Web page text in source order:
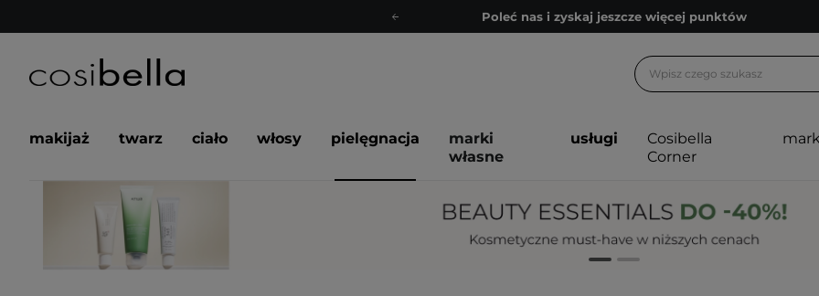
Poleć nas i zyskaj jeszcze więcej punktów
Bezpłatne konsultacje kosmetologiczne
Poleć nas i zyskaj jeszcze więcej punktów
makijaż twarz ciało włosy pielęgnacja
marki
własne
usługi
Cosibella
Corner